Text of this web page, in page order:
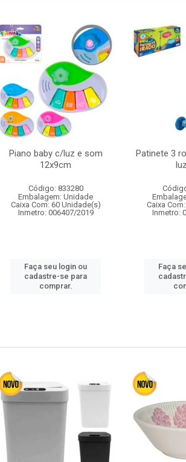
Piano baby c/luz e som
12x9cm
Código: 833280
Embalagem: Unidade
Caixa Com: 60 Unidade(s)
Inmetro: 006407/2019
Faça seu login ou
cadastre-se para
comprar.
Patinete 3
Caixa
Inmetro:
Faça